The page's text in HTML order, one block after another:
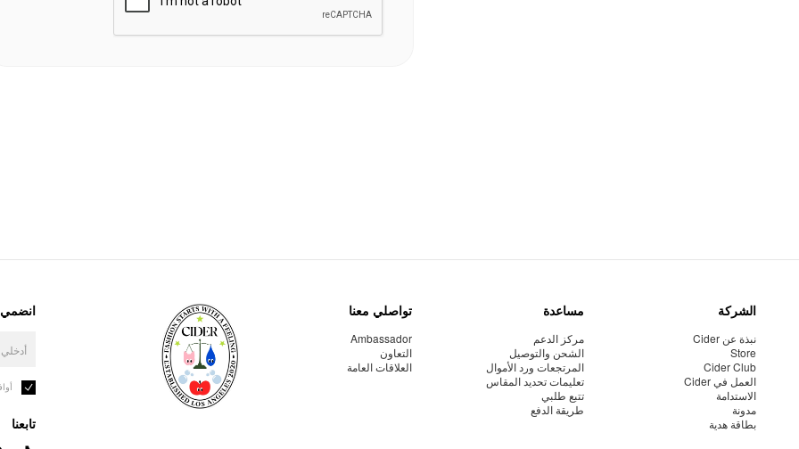
الشركة
نبذة عن Cider
Store
Cider Club
العمل في Cider
الاستدامة
مدونة
بطاقة هدية
مساعدة
مركز الدعم
الشحن والتوصيل
المرتجعات ورد الأموال
تعليمات تحديد المقاس
تتبع طلبي
طريقة الدفع
تواصلي معنا
Ambassador
التعاون
العلاقات العامة
انضمي
تابعنا